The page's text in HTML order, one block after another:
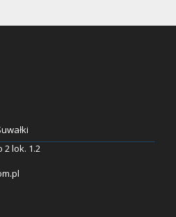
2 lok. 1.2